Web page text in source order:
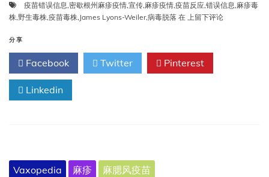
疫苗错误信息,密歇根州麻疹疫情,宣传,麻疹疫情,疫苗反应,错误信息,麻疹毒
株,野生毒株,疫苗毒株, James Lyons-Weiler,病毒脱落 在 密
州
的
麻
上留下评论
分享
Facebook Twitter Pinterest
Linkedin
Vaxopedia 麻疹 麻腮风疫苗